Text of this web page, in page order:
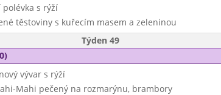
polévka s rýží
těstoviny s kuřecím masem a zeleninou
Týden 49
vývar s rýží
Mahi pečený na rozmarýnu, brambory